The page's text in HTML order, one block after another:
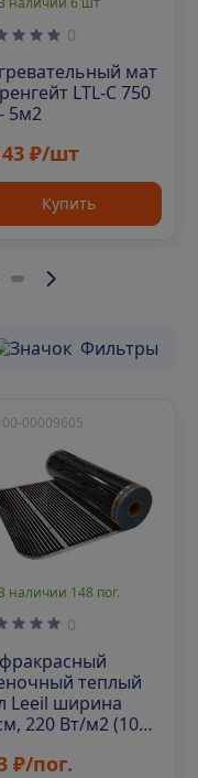
0
мат
LTL-C 750
5м2
₽/шт
Купить
Фильтры
наличии 148 пог.
00-00009605
0
теплый
Leeil ширина
220 Вт/м2 (100
₽/пог.